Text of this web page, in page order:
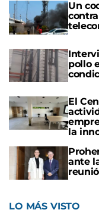
Un
pollo
El
la
ante
LO MÁS VISTO